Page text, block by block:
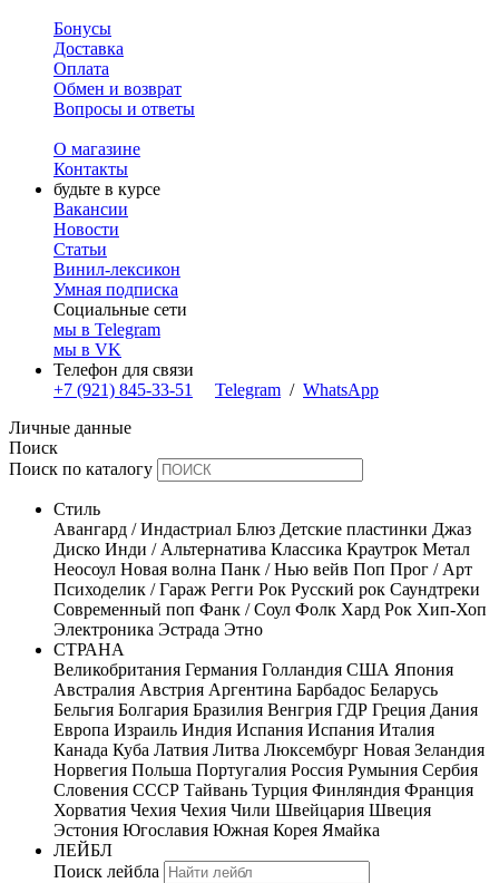
Бонусы
Доставка
Оплата
Обмен и возврат
Вопросы и ответы
О магазине
Контакты
будьте в курсе
Вакансии
Новости
Статьи
Винил-лексикон
Умная подписка
Социальные сети
мы в Telegram
мы в VK
Телефон для связи
+7 (921) 845-33-51
Telegram / WhatsApp
Личные данные
Поиск
Поиск по каталогу
Стиль
Авангард / Индастриал Блюз Детские пластинки Джаз
Диско Инди / Альтернатива Классика Краутрок Метал
Неосоул Новая волна Панк / Нью вейв Поп Прог / Арт
Психоделик / Гараж Регги Рок Русский рок Саундтреки
Современный поп Фанк / Соул Фолк Хард Рок Хип-Хоп
Электроника Эстрада Этно
СТРАНА
Великобритания Германия Голландия США Япония
Австралия Австрия Аргентина Барбадос Беларусь
Бельгия Болгария Бразилия Венгрия ГДР Греция Дания
Европа Израиль Индия Испания Испания Италия
Канада Куба Латвия Литва Люксембург Новая Зеландия
Норвегия Польша Португалия Россия Румыния Сербия
Словения СССР Тайвань Турция Финляндия Франция
Хорватия Чехия Чехия Чили Швейцария Швеция
Эстония Югославия Южная Корея Ямайка
ЛЕЙБЛ
Поиск лейбла